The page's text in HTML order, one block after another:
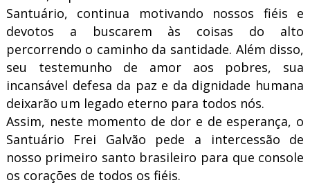
Santuário, continua motivando nossos fiéis e
devotos a buscarem às coisas do alto
percorrendo o caminho da santidade. Além disso,
seu testemunho de amor aos pobres, sua
incansável defesa da paz e da dignidade humana
deixarão um legado eterno para todos nós.
Assim, neste momento de dor e de esperança, o
Santuário Frei Galvão pede a intercessão de
nosso primeiro santo brasileiro para que console
os corações de todos os fiéis.